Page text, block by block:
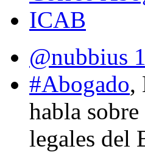
ICAB
@nubbius
#Abogado,
habla
legales del